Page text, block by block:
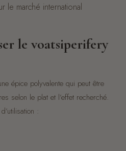
le marché international
le voatsiperifery
épice polyvalente qui peut être
selon le plat et l’effet recherché.
: